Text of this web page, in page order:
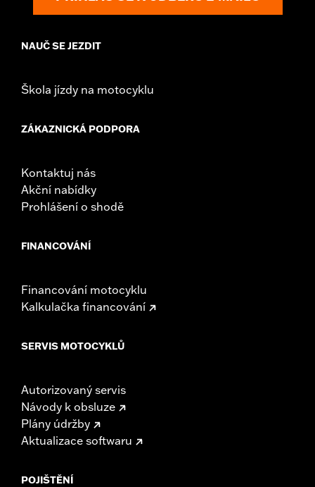
Sold In Units:Pair
hardware
d.com/warranty
for full details
NOTES:Harley-Davidson Motor Company cannot test and make
mirror and handlebar combination. Therefore, after
mirrors provide the operator a clear view to the rear.
NAUČ SE JEZDIT
Škola jízdy na motocyklu
ZÁKAZNICKÁ PODPORA
Kontaktuj nás
Akční nabídky
Prohlášení o shodě
FINANCOVÁNÍ
Financování motocyklu
Kalkulačka financování
SERVIS MOTOCYKLŮ
Autorizovaný servis
Návody k obsluze
Plány údržby
Aktualizace softwaru
POJIŠTĚNÍ